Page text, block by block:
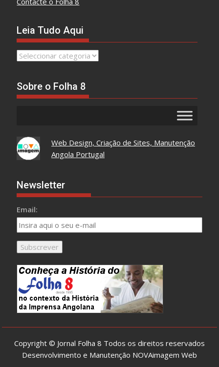
Leia Tudo Aqui
Leia
Sobre o Folha 8
Web Design, Criação de Sites, Manutenção
Angola Portugal
Newsletter
Email:
Copyright © Jornal Folha 8 Todos os direitos reservados
Desenvolvimento e Manutenção NOVAimagem Web